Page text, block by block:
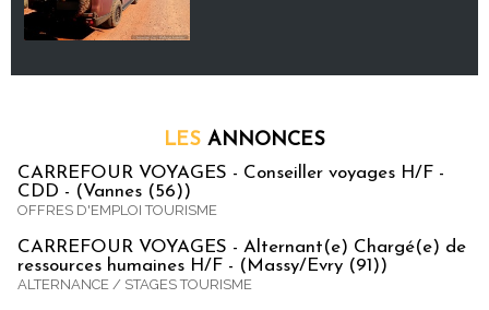
LES ANNONCES
CARREFOUR VOYAGES - Conseiller voyages H/F -
CDD - (Vannes (56))
OFFRES D'EMPLOI TOURISME
CARREFOUR VOYAGES - Alternant(e) Chargé(e) de
ressources humaines H/F - (Massy/Evry (91))
ALTERNANCE / STAGES TOURISME